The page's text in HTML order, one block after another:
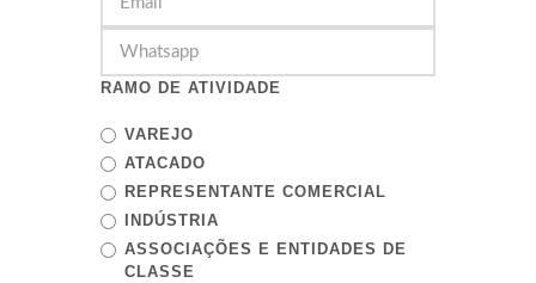
RAMO DE ATIVIDADE
VAREJO
ATACADO
REPRESENTANTE COMERCIAL
INDÚSTRIA
ASSOCIAÇÕES E ENTIDADES DE
CLASSE